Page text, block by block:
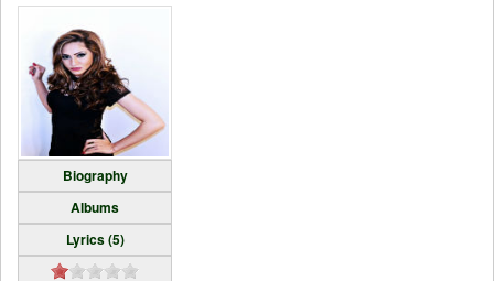
Biography
Albums
Lyrics (5)